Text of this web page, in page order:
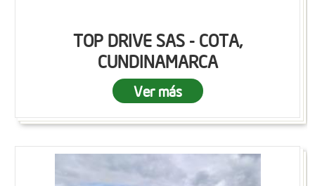
TOP DRIVE SAS - COTA,
CUNDINAMARCA
Ver más